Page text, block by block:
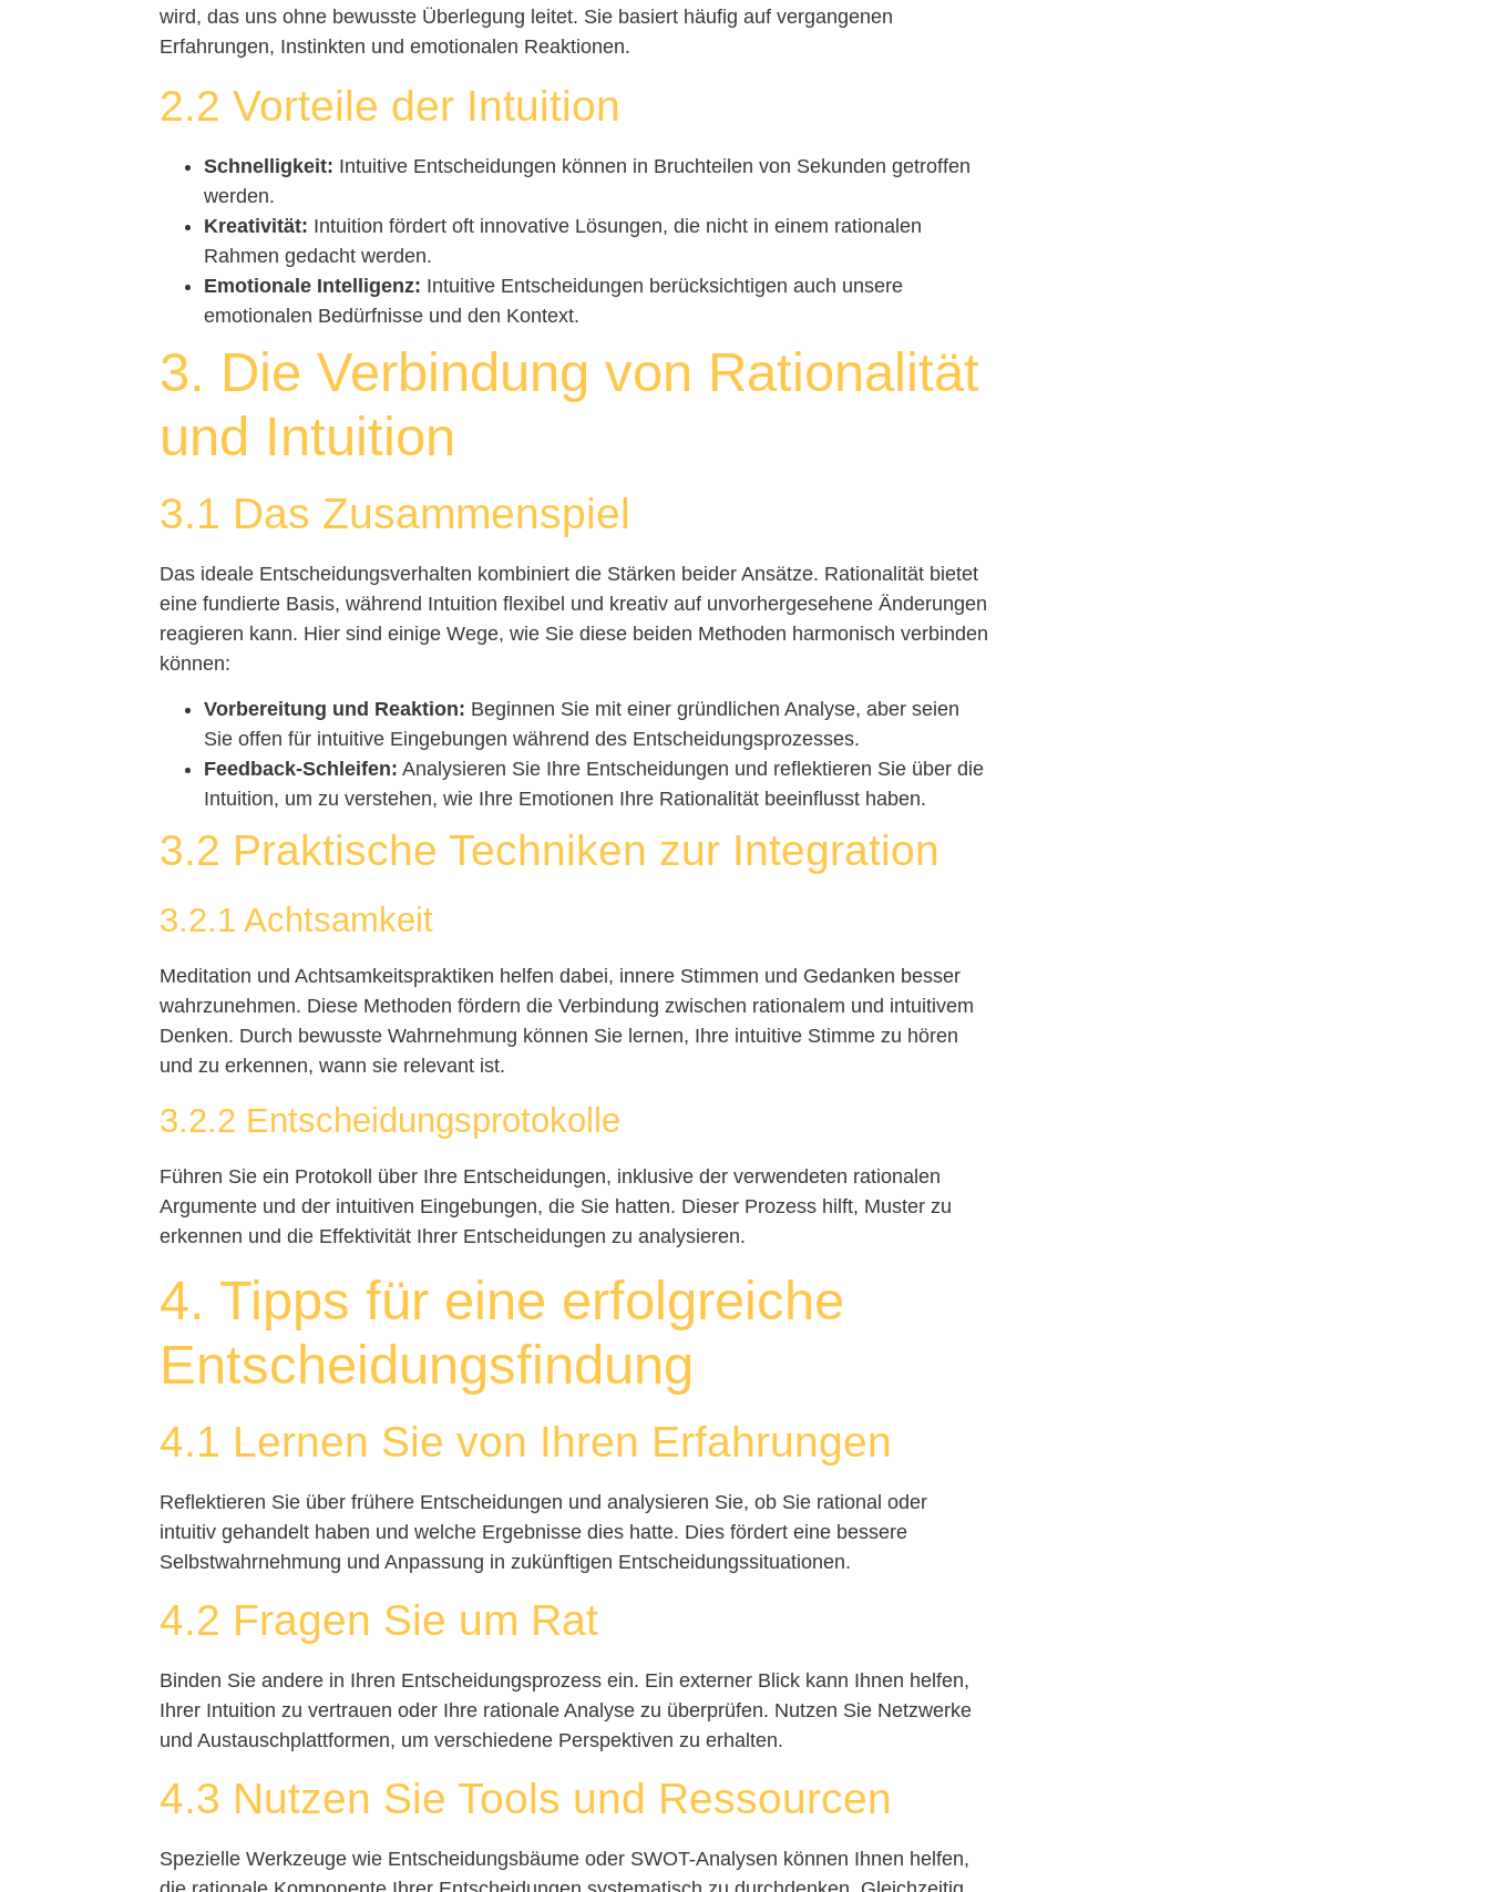
wird, das uns ohne bewusste Überlegung leitet. Sie basiert häufig auf vergangenen
Erfahrungen, Instinkten und emotionalen Reaktionen.
2.2 Vorteile der Intuition
Schnelligkeit: Intuitive Entscheidungen können in Bruchteilen von Sekunden getroffen
werden.
Kreativität: Intuition fördert oft innovative Lösungen, die nicht in einem rationalen
Rahmen gedacht werden.
Emotionale Intelligenz: Intuitive Entscheidungen berücksichtigen auch unsere
emotionalen Bedürfnisse und den Kontext.
3. Die Verbindung von Rationalität
und Intuition
3.1 Das Zusammenspiel
Das ideale Entscheidungsverhalten kombiniert die Stärken beider Ansätze. Rationalität bietet
eine fundierte Basis, während Intuition flexibel und kreativ auf unvorhergesehene Änderungen
reagieren kann. Hier sind einige Wege, wie Sie diese beiden Methoden harmonisch verbinden
können:
Vorbereitung und Reaktion: Beginnen Sie mit einer gründlichen Analyse, aber seien
Sie offen für intuitive Eingebungen während des Entscheidungsprozesses.
Feedback-Schleifen: Analysieren Sie Ihre Entscheidungen und reflektieren Sie über die
Intuition, um zu verstehen, wie Ihre Emotionen Ihre Rationalität beeinflusst haben.
3.2 Praktische Techniken zur Integration
3.2.1 Achtsamkeit
Meditation und Achtsamkeitspraktiken helfen dabei, innere Stimmen und Gedanken besser
wahrzunehmen. Diese Methoden fördern die Verbindung zwischen rationalem und intuitivem
Denken. Durch bewusste Wahrnehmung können Sie lernen, Ihre intuitive Stimme zu hören
und zu erkennen, wann sie relevant ist.
3.2.2 Entscheidungsprotokolle
Führen Sie ein Protokoll über Ihre Entscheidungen, inklusive der verwendeten rationalen
Argumente und der intuitiven Eingebungen, die Sie hatten. Dieser Prozess hilft, Muster zu
erkennen und die Effektivität Ihrer Entscheidungen zu analysieren.
4. Tipps für eine erfolgreiche
Entscheidungsfindung
4.1 Lernen Sie von Ihren Erfahrungen
Reflektieren Sie über frühere Entscheidungen und analysieren Sie, ob Sie rational oder
intuitiv gehandelt haben und welche Ergebnisse dies hatte. Dies fördert eine bessere
Selbstwahrnehmung und Anpassung in zukünftigen Entscheidungssituationen.
4.2 Fragen Sie um Rat
Binden Sie andere in Ihren Entscheidungsprozess ein. Ein externer Blick kann Ihnen helfen,
Ihrer Intuition zu vertrauen oder Ihre rationale Analyse zu überprüfen. Nutzen Sie Netzwerke
und Austauschplattformen, um verschiedene Perspektiven zu erhalten.
4.3 Nutzen Sie Tools und Ressourcen
Spezielle Werkzeuge wie Entscheidungsbäume oder SWOT-Analysen können Ihnen helfen,